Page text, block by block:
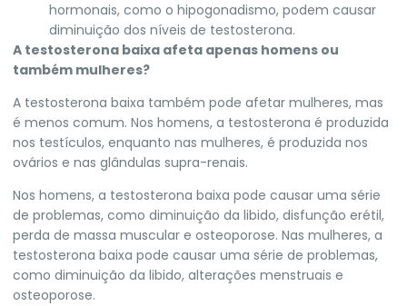
hormonais, como o hipogonadismo, podem causar
diminuição dos níveis de testosterona.
A testosterona baixa afeta apenas homens ou
também mulheres?
A testosterona baixa também pode afetar mulheres, mas
é menos comum. Nos homens, a testosterona é produzida
nos testículos, enquanto nas mulheres, é produzida nos
ovários e nas glândulas supra-renais.
Nos homens, a testosterona baixa pode causar uma série
de problemas, como diminuição da libido, disfunção erétil,
perda de massa muscular e osteoporose. Nas mulheres, a
testosterona baixa pode causar uma série de problemas,
como diminuição da libido, alterações menstruais e
osteoporose.